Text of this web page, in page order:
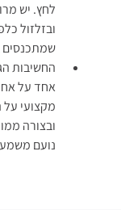
לחץ. יש
ובזלזול
שמתכנסים
החשיבות
אחד על
מקצועי
ובצורה
נועם